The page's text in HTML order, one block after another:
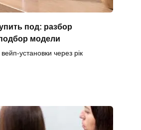
под: разбор
модели
установки через рік